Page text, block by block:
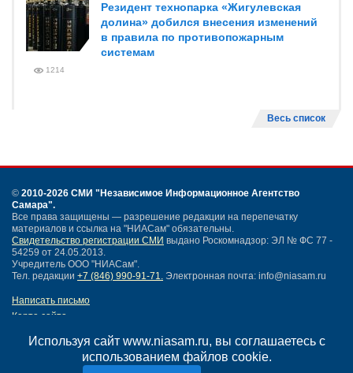
Используя сайт www.niasam.ru, вы соглашаетесь с
использованием файлов cookie.
Резидент технопарка «Жигулевская
долина» добился внесения изменений
в правила по противопожарным
системам
1214
Весь список
© 2010-2026 СМИ "Независимое Информационное Агентство
Самара".
Все права защищены — разрешение редакции на перепечатку
материалов и ссылка на "НИАСам" обязательны.
Свидетельство регистрации СМИ выдано Роскомнадзор: ЭЛ № ФС 77 -
54259 от 24.05.2013.
Учредитель ООО "НИАСам".
Тел. редакции +7 (846) 990-91-71. Электронная почта: info@niasam.ru
Написать письмо
Карта сайта
Политика конфиденциальности
Согласие на обработку персональных данных